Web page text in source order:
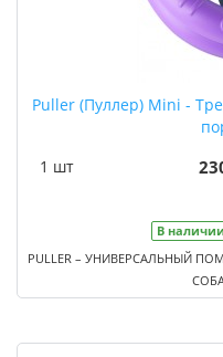
Puller (Пуллер) Mini -
1 шт
В наличии
PULLER – УНИВЕРСАЛЬНЫЙ